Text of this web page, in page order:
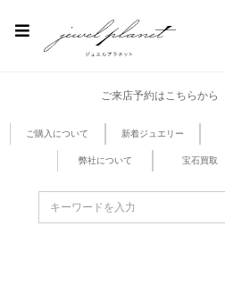
ご来店予約はこちらから
ご購入について 新着ジュエリー
弊社について 宝石買取